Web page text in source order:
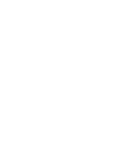
ist größer